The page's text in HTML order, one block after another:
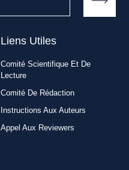
Liens Utiles​
Comité Scientifique Et De
Lecture
Comité De Rédaction
Instructions Aux Auteurs
Appel Aux Reviewers